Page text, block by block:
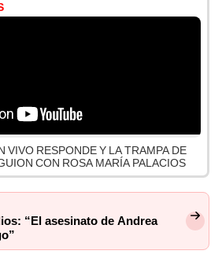
VIVO RESPONDE Y LA TRAMPA DE
CON ROSA MARÍA PALACIOS
“El asesinato de Andrea